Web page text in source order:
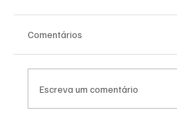
Comentários
Escreva um comentário